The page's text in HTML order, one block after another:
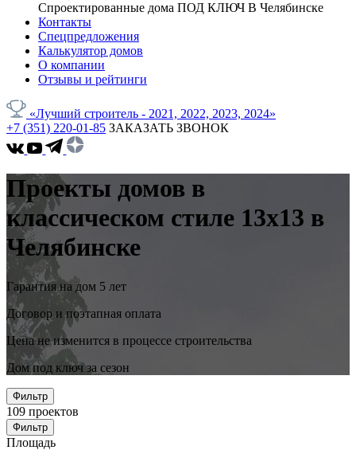
Спроектированные дома ПОД КЛЮЧ В Челябинске
Контакты
Спецпредложения
Калькулятор домов
О компании
Отзывы и рейтинги
«Лучший строитель - 2021, 2022, 2023, 2024»
+7 (351) 220-01-85 ЗАКАЗАТЬ ЗВОНОК
Проекты домов в
классическом стиле 13x13 в
Челябинске
Гарантия на дом 5 лет
Договор и поэтапная оплата
Цена не изменится в процессе строительства
Дом под ключ за сезон
Фильтр
109 проектов
Фильтр
Площадь